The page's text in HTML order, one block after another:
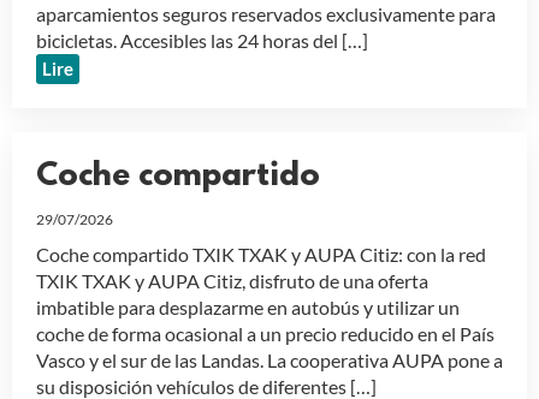
aparcamientos seguros reservados exclusivamente para
bicicletas. Accesibles las 24 horas del […]
Lire
Coche compartido
29/07/2026
Coche compartido TXIK TXAK y AUPA Citiz: con la red
TXIK TXAK y AUPA Citiz, disfruto de una oferta
imbatible para desplazarme en autobús y utilizar un
coche de forma ocasional a un precio reducido en el País
Vasco y el sur de las Landas. La cooperativa AUPA pone a
su disposición vehículos de diferentes […]